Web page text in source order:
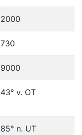
2000
730
9000
43° v. OT
85° n. UT